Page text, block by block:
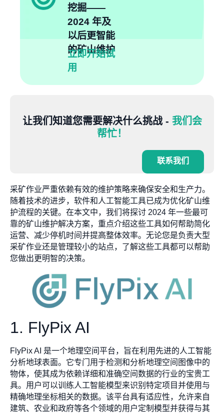
挖掘——
2024 年及
以后更智能
的矿山维护
立即开始试
用
让我们知道您需要解决什么挑战 - 我们会
帮忙！
联系我们
采矿作业严重依赖有效的维护策略来确保安全和生产力。
随着技术的进步，软件和人工智能工具已成为优化矿山维
护流程的关键。在本文中，我们将探讨 2024 年一些最可
靠的矿山维护解决方案，重点介绍这些工具如何帮助简化
运营、减少停机时间并提高整体效率。无论您是负责大型
采矿作业还是管理较小的站点，了解这些工具都可以帮助
您做出更明智的决策。
1. FlyPix AI
FlyPix AI 是一个地理空间平台，旨在利用先进的人工智能
分析地球表面。它专门用于检测和分析地理空间图像中的
物体，使其成为依赖详细和准确空间数据的行业的宝贵工
具。用户可以训练人工智能模型来识别特定项目并使用与
精确地理坐标相关的数据。该平台具有适应性，允许来自
建筑、农业和政府等各个领域的用户定制模型并获得与其